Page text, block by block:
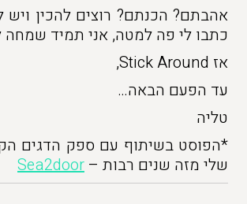
אהבתם? הכנתם? רוצים להכין
כתבו לי פה למטה, אני תמיד
אז Stick Around,
עד הפעם הבאה…
טליה
*הפוסט בשיתוף עם ספק הדגים
שלי מזה שנים רבות – Sea2door